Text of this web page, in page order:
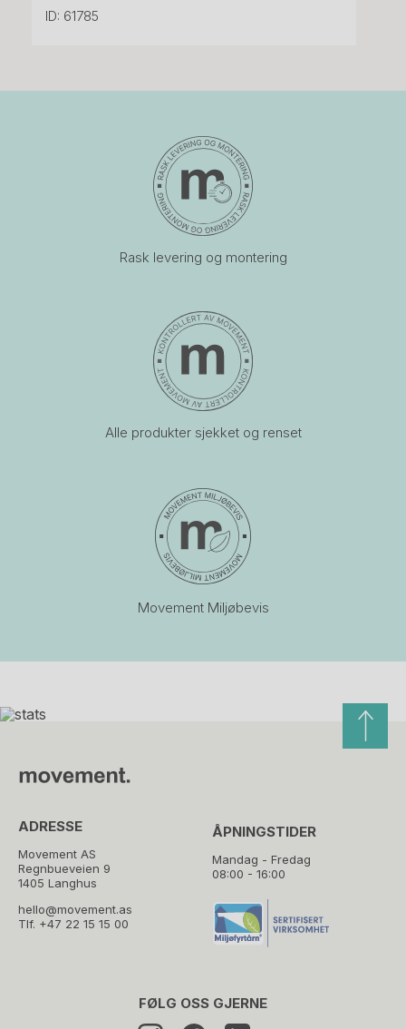
ID: 61785
Rask levering og montering
Alle produkter sjekket og renset
Movement Miljøbevis
ADRESSE
Movement AS
Regnbueveien 9
1405 Langhus
hello@movement.as
Tlf. +47 22 15 15 00
ÅPNINGSTIDER
Mandag - Fredag
08:00 - 16:00
FØLG OSS GJERNE